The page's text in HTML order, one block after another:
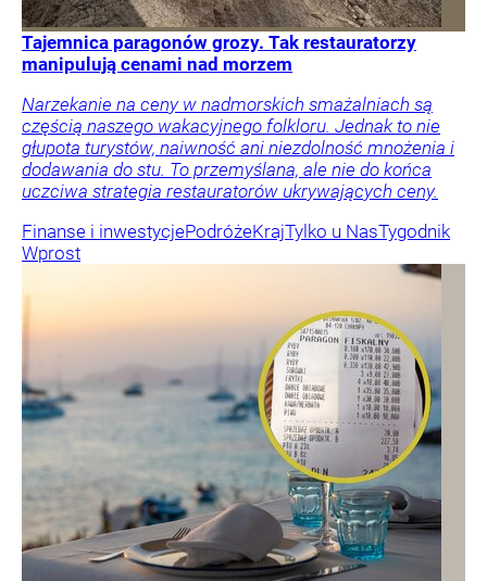
Tajemnica paragonów grozy. Tak restauratorzy
manipulują cenami nad morzem
Narzekanie na ceny w nadmorskich smażalniach są
częścią naszego wakacyjnego folkloru. Jednak to nie
głupota turystów, naiwność ani niezdolność mnożenia i
dodawania do stu. To przemyślana, ale nie do końca
uczciwa strategia restauratorów ukrywających ceny.
Finanse i inwestycjePodróżeKrajTylko u NasTygodnik
Wprost